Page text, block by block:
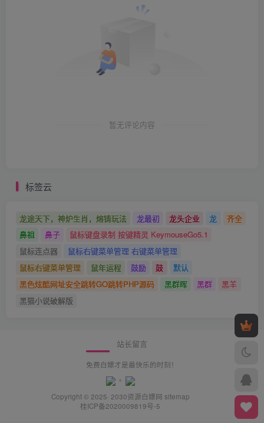
暂无评论内容
标签云
龙途天下，神炉生肖，熔铸玩法 龙最初 龙头企业 龙
齐全
鼻祖
鼻子
鼠标键盘录制 按键精灵 KeymouseGo5.1
鼠标连点器
鼠标右键菜单管理 右键菜单管理
鼠标右键菜单管理
鼠年运程 鼓励 鼓
默认
黑色炫酷网址安全跳转GO跳转PHP源码
黑群晖 黑群
黑羊
黑猫小说破解版
站长留言
免费白嫖才是最快乐的时刻！
Copyright © 2025· 2030资源白嫖网 sitemap
桂ICP备2020009819号-5